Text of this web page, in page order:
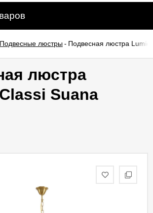
Подвесные люстры- Подвесная люстра
люстра
Suana